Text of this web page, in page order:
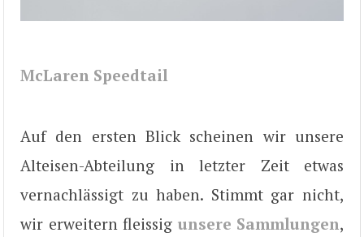
McLaren Speedtail
Auf den ersten Blick scheinen wir unsere
Alteisen-Abteilung in letzter Zeit etwas
vernachlässigt zu haben. Stimmt gar nicht,
wir erweitern fleissig unsere Sammlungen,